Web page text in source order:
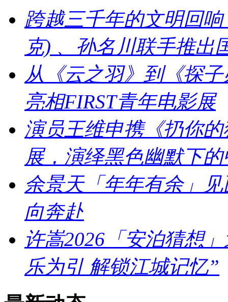
跨越三千年的文明回
克) 、孙名川联手推出
从《云之羽》到《探
亮相FIRST青年电影展
演员王维申携《扔你
展，演绎黑色幽默下
余景天「年年有余」
向奔赴
许嵩2026「安泊猜想
乐为引 解锁江城记忆”